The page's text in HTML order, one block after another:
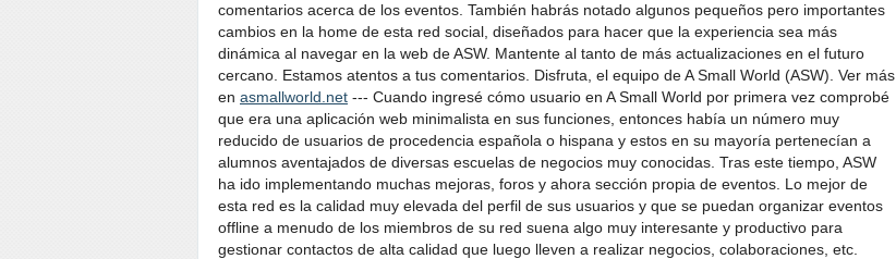
comentarios acerca de los eventos. También habrás notado algunos pequeños pero importantes
cambios en la home de esta red social, diseñados para hacer que la experiencia sea más
dinámica al navegar en la web de ASW. Mantente al tanto de más actualizaciones en el futuro
cercano. Estamos atentos a tus comentarios. Disfruta, el equipo de A Small World (ASW). Ver más
en asmallworld.net --- Cuando ingresé cómo usuario en A Small World por primera vez comprobé
que era una aplicación web minimalista en sus funciones, entonces había un número muy
reducido de usuarios de procedencia española o hispana y estos en su mayoría pertenecían a
alumnos aventajados de diversas escuelas de negocios muy conocidas. Tras este tiempo, ASW
ha ido implementando muchas mejoras, foros y ahora sección propia de eventos. Lo mejor de
esta red es la calidad muy elevada del perfil de sus usuarios y que se puedan organizar eventos
offline a menudo de los miembros de su red suena algo muy interesante y productivo para
gestionar contactos de alta calidad que luego lleven a realizar negocios, colaboraciones, etc.